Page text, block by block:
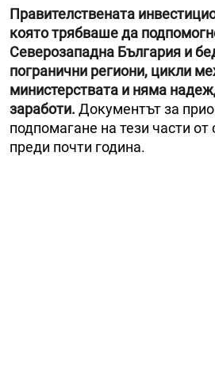
Правителствената
която трябваше да
Северозападна България и
погранични региони, цикли
министерствата и няма
заработи. Документът за
подпомагане на тези части от
преди почти година.